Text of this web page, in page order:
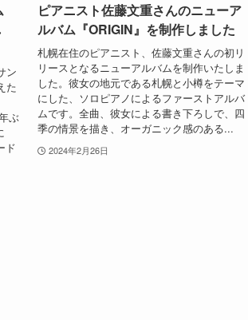
ン
た
ぶ
ド
ピアニスト佐藤文重さんのニューア
ルバム『ORIGIN』を制作しました
札幌在住のピアニスト、佐藤文重さんの初リ
リースとなるニューアルバムを制作いたしま
した。彼女の地元である札幌と小樽をテーマ
にした、ソロピアノによるファーストアルバ
ムです。全曲、彼女による書き下ろしで、四
季の情景を描き、オーガニック感のある...
2024年2月26日